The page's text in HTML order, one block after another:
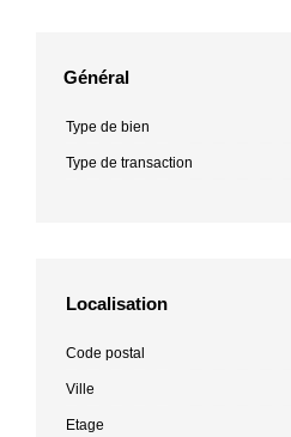
Général
Type de bien
Type de transaction
Localisation
Code postal
Ville
Etage